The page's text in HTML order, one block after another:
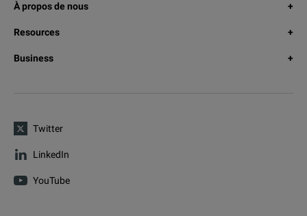
À propos de nous
Resources
Business
Twitter
LinkedIn
YouTube